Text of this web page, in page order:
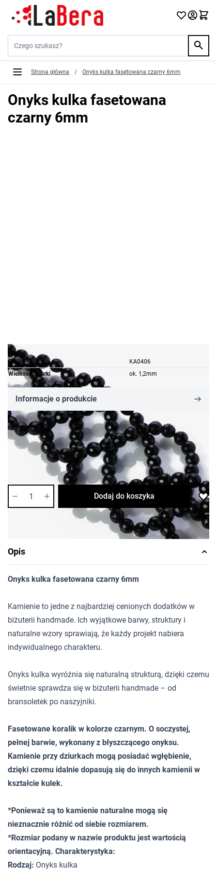
Przejdź do treści
Strona główna / Onyks kulka fasetowana czarny 6mm
Onyks kulka fasetowana
czarny 6mm
SKU
KA0406
Wielkość dziurki
ok. 1,2mm
Informacje o produkcie
12,30 zł
Cena za sznur
Długość sznura: ok. 37cm
Dostępność:wysoka
Dodaj do koszyka
Opis
Onyks kulka fasetowana czarny 6mm
Kamienie to jedne z najbardziej cenionych dodatków w
biżuterii handmade. Ich wyjątkowe barwy, struktury i
naturalne wzory sprawiają, że każdy projekt nabiera
indywidualnego charakteru.
Onyks kulka wyróżnia się naturalną strukturą, dzięki czemu
świetnie sprawdza się w biżuterii handmade – od
bransoletek po naszyjniki.
Fasetowane koralik w kolorze czarnym. O soczystej,
pełnej barwie, wykonany z błyszczącego onyksu.
Kamienie przy dziurkach mogą posiadać wgłębienie,
dzięki czemu idalnie dopasują się do innych kamienii w
kształcie kulek.
*Ponieważ są to kamienie naturalne mogą się
nieznacznie różnić od siebie rozmiarem.
*Rozmiar podany w nazwie produktu jest wartością
orientacyjną. Charakterystyka:
Rodzaj: Onyks kulka